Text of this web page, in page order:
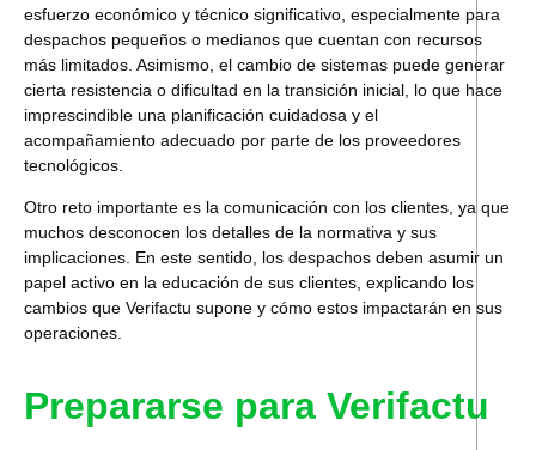
esfuerzo económico y técnico significativo, especialmente para
despachos pequeños o medianos que cuentan con recursos
más limitados. Asimismo, el cambio de sistemas puede generar
cierta resistencia o dificultad en la transición inicial, lo que hace
imprescindible una planificación cuidadosa y el
acompañamiento adecuado por parte de los proveedores
tecnológicos.
Otro reto importante es la comunicación con los clientes, ya que
muchos desconocen los detalles de la normativa y sus
implicaciones. En este sentido, los despachos deben asumir un
papel activo en la educación de sus clientes, explicando los
cambios que Verifactu supone y cómo estos impactarán en sus
operaciones.
Prepararse para Verifactu